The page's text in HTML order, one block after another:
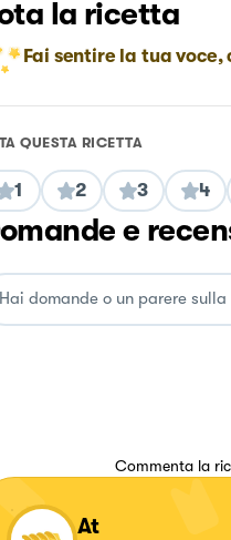
la ricetta
Fai sentire la tua voce,
QUESTA RICETTA
1 2 3 4
e
Commenta la
At